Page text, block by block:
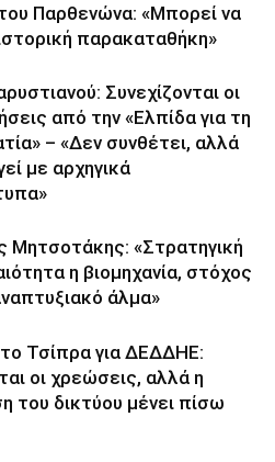
Παρθενώνα: «Μπορεί να
παρακαταθήκη»
Συνεχίζονται οι
από την «Ελπίδα για τη
– «Δεν συνθέτει, αλλά
με αρχηγικά
Μητσοτάκης: «Στρατηγική
η βιομηχανία, στόχος
άλμα»
Τσίπρα για ΔΕΔΔΗΕ:
οι χρεώσεις, αλλά η
του δικτύου μένει πίσω